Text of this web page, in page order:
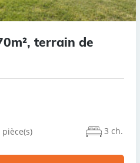
terrain de
pièce(s) 3 ch.